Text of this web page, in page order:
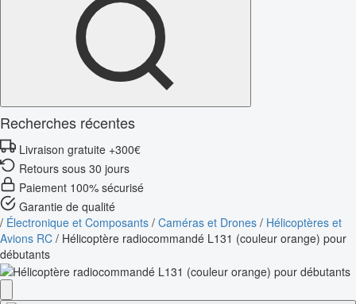
Recherches récentes
Livraison gratuite +300€
Retours sous 30 jours
Paiement 100% sécurisé
Garantie de qualité
/ Électronique et Composants / Caméras et Drones / Hélicoptères et
Avions RC / Hélicoptère radiocommandé L131 (couleur orange) pour
débutants